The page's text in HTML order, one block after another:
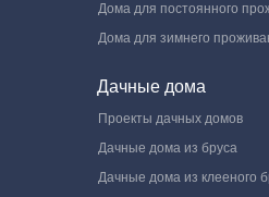
Дома для постоянного
Дома для зимнего
Дачные дома
Проекты дачных домов
Дачные дома из бруса
Дачные дома из клееного